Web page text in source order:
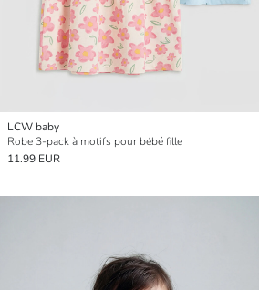
LCW baby
Robe 3-pack à motifs pour bébé fille
11.99 EUR